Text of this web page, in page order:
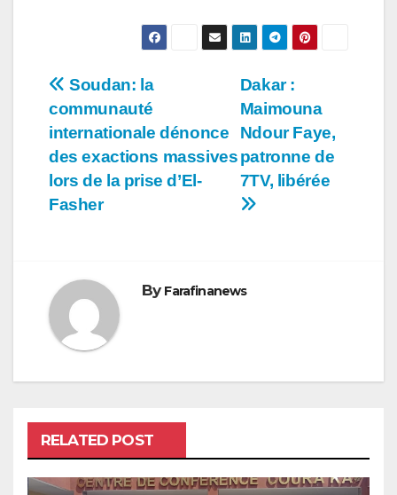
Navigation
de
l’article
Dakar :
Maimouna
Ndour Faye,
patronne de
7TV, libérée
Soudan: la
communauté
internationale dénonce
des exactions massives
lors de la prise d’El-
Fasher
By Farafinanews
RELATED POST